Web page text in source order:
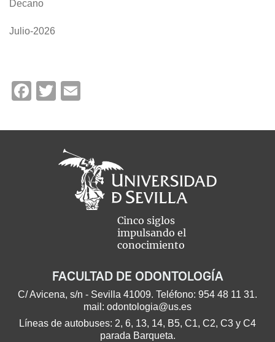
Decano
Julio-2026
Facebook
Twitter
Cinco siglos
impulsando el
conocimiento
FACULTAD DE ODONTOLOGÍA
C/ Avicena, s/n - Sevilla 41009. Teléfono: 954 48 11 31.
mail: odontologia@us.es
Líneas de autobuses: 2, 6, 13, 14, B5, C1, C2, C3 y C4
parada Barqueta.